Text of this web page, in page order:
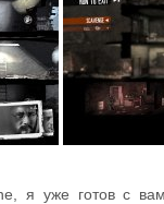
я уже готов с